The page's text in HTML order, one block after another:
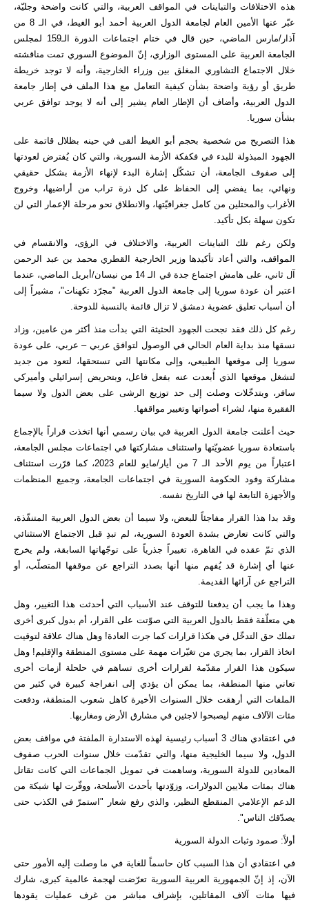
هذه الاختلافات والتباينات في المواقف العربية، والتي كانت واضحة وجليّة،
عبّر عنها الأمين العام لجامعة الدول العربية أحمد أبو الغيط، في الـ 8 من
آذار/مارس الماضي، حين قال في ختام اجتماعات الدورة الـ159 لمجلس
الجامعة العربية على المستوى الوزاري، إنّ الموضوع السوري تمت مناقشته
خلال الاجتماع التشاوري المغلق بين وزراء الخارجية، وأنه لا توجد خريطة
طريق أو رؤية واضحة بشأن كيفية التعامل مع هذا الملف في إطار جامعة
الدول العربية، وأضاف أن الإطار العام يشير إلى أنه لا يوجد توافق عربي
بشأن سوريا.
هذا التصريح من شخصية بحجم أبو الغيط ألقى في حينه بظلال قاتمة على
الجهود المبذولة للبدء في فكفكة الأزمة السورية، والتي كان يُفترض لعودتها
إلى صفوف الجامعة، أن تشكّل إشارة البدء لإنهاء الأزمة بشكل حقيقي
ونهائي، بما يفضي إلى الحفاظ على كل ذرة تراب من أراضيها، وخروج
الأغراب والمحتلين من كامل جغرافيّتها، والانطلاق نحو مرحلة الإعمار التي لن
تكون سهلة بكل تأكيد.
ولكن رغم تلك التباينات العربية، والاختلاف في الرؤى، والانقسام في
المواقف، والتي أعاد تأكيدها وزير الخارجية القطري محمد بن عبد الرحمن
آل ثاني، على هامش اجتماع جدة في الـ 14 من نيسان/أبريل الماضي، عندما
اعتبر أن عودة سوريا إلى جامعة الدول العربية "مجرّد تكهنات"، مشيراً إلى
أن أسباب تعليق عضوية دمشق لا تزال قائمة بالنسبة للدوحة.
رغم كل ذلك فقد نجحت الجهود الحثيثة التي بدأت منذ أكثر من عامين، وزاد
نسقها منذ بداية العام الحالي في الوصول لتوافق عربي – عربي، على عودة
سوريا إلى موقعها الطبيعي، وإلى مكانتها التي تستحقها، لتعود من جديد
لتشغل موقعها الذي أُبعدت عنه بفعل فاعل، وبتحريض إسرائيلي وأميركي
سافر، وبتدخّلات وصلت إلى حد توزيع الرشى على بعض الدول ولا سيما
الفقيرة منها، لشراء أصواتها وتغيير مواقفها.
حيث أعلنت جامعة الدول العربية في بيان رسمي أنها اتخذت قراراً بالإجماع
باستعادة سوريا عضويّتها واستئناف مشاركتها في اجتماعات مجلس الجامعة،
اعتباراً من يوم الأحد الـ 7 من أيار/مايو للعام 2023، كما قرّرت استئناف
مشاركة وفود الحكومة السورية في اجتماعات الجامعة، وجميع المنظمات
والأجهزة التابعة لها في التاريخ نفسه.
وقد بدا هذا القرار مفاجئاً للبعض، ولا سيما أن بعض الدول العربية المتنفّذة،
والتي كانت تعارض بشدة العودة السورية، لم تبدِ قبل الاجتماع الاستثنائي
الذي تمّ عقده في القاهرة، تغييراً جذرياً على توجّهاتها السابقة، ولم يخرج
عنها أي إشارة قد يُفهم منها أنها بصدد التراجع عن موقفها المتصلّب، أو
التراجع عن آرائها القديمة.
وهذا ما يجب أن يدفعنا للتوقف عند الأسباب التي أحدثت هذا التغيير، وهل
هي متعلّقة فقط بالدول العربية التي صوّتت على القرار، أم بدول كبرى أخرى
تملك حق التدخّل في هكذا قرارات كما جرت العادة! وهل هناك علاقة لتوقيت
اتخاذ القرار، بما يجري من تغيّرات مهمة على مستوى المنطقة والإقليم! وهل
سيكون هذا القرار مقدّمة لقرارات أخرى تساهم في حلحلة أزمات أخرى
تعاني منها المنطقة، بما يمكن أن يؤدي إلى انفراجة كبيرة في كثير من
الملفات التي أرهقت خلال السنوات الأخيرة كاهل شعوب المنطقة، ودفعت
مئات الآلاف منهم ليصبحوا لاجئين في مشارق الأرض ومغاربها.
في اعتقادي هناك 3 أسباب رئيسية لهذه الاستدارة الملفتة في مواقف بعض
الدول، ولا سيما الخليجية منها، والتي تقدّمت خلال سنوات الحرب صفوف
المعادين للدولة السورية، وساهمت في تمويل الجماعات التي كانت تقاتل
هناك بمئات ملايين الدولارات، وزوّدتها بأحدث الأسلحة، ووفّرت لها شبكة من
الدعم الإعلامي المنقطع النظير، والذي رفع شعار "استمرّ في الكذب حتى
يصدّقك الناس".
أولاً: صمود وثبات الدولة السورية
في اعتقادي أن هذا السبب كان حاسماً للغاية في ما وصلت إليه الأمور حتى
الآن، إذ إنّ الجمهورية العربية السورية تعرّضت لهجمة عالمية كبرى، شارك
فيها مئات آلاف المقاتلين، بإشراف مباشر من غرف عمليات يقودها